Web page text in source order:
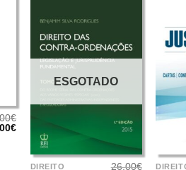
€
€O
preço
24.00€.
+
ESGOTADO
DIREITO 26.00€